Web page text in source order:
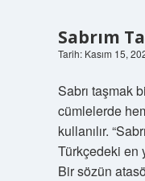
Sabrım
Tarih: Kasım 15,
Sabrı taşmak
cümlelerde
kullanılır.
Türkçedeki en
Bir sözün